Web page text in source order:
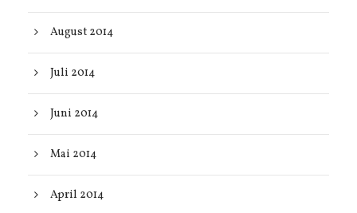
August 2014
Juli 2014
Juni 2014
Mai 2014
April 2014